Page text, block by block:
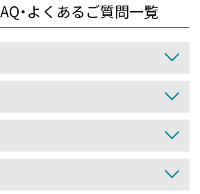
・よくあるご質問一覧